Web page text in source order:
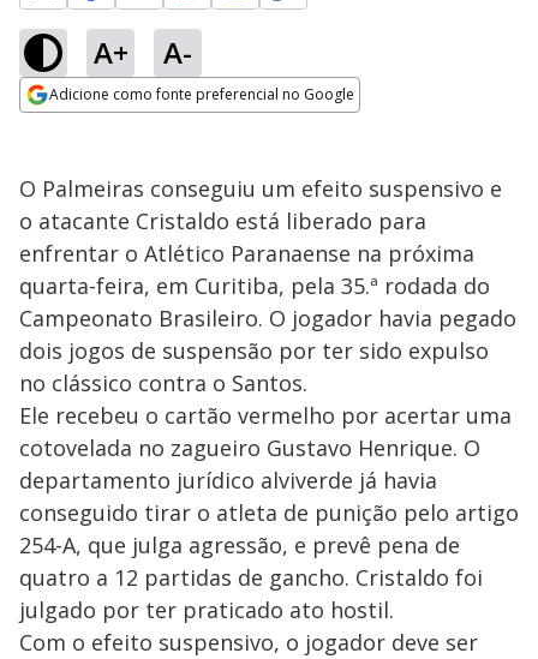
A+ A-
Adicione como fonte preferencial no Google
O Palmeiras conseguiu um efeito suspensivo e
o atacante Cristaldo está liberado para
enfrentar o Atlético Paranaense na próxima
quarta-feira, em Curitiba, pela 35.ª rodada do
Campeonato Brasileiro. O jogador havia pegado
dois jogos de suspensão por ter sido expulso
no clássico contra o Santos.
Ele recebeu o cartão vermelho por acertar uma
cotovelada no zagueiro Gustavo Henrique. O
departamento jurídico alviverde já havia
conseguido tirar o atleta de punição pelo artigo
254-A, que julga agressão, e prevê pena de
quatro a 12 partidas de gancho. Cristaldo foi
julgado por ter praticado ato hostil.
Com o efeito suspensivo, o jogador deve ser